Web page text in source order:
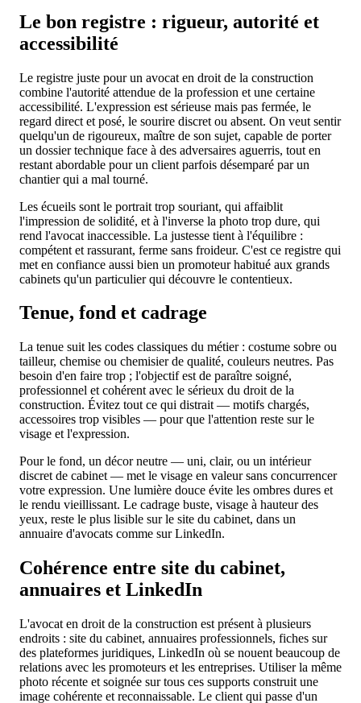
Le bon registre : rigueur, autorité et
accessibilité
Le registre juste pour un avocat en droit de la construction
combine l'autorité attendue de la profession et une certaine
accessibilité. L'expression est sérieuse mais pas fermée, le
regard direct et posé, le sourire discret ou absent. On veut sentir
quelqu'un de rigoureux, maître de son sujet, capable de porter
un dossier technique face à des adversaires aguerris, tout en
restant abordable pour un client parfois désemparé par un
chantier qui a mal tourné.
Les écueils sont le portrait trop souriant, qui affaiblit
l'impression de solidité, et à l'inverse la photo trop dure, qui
rend l'avocat inaccessible. La justesse tient à l'équilibre :
compétent et rassurant, ferme sans froideur. C'est ce registre qui
met en confiance aussi bien un promoteur habitué aux grands
cabinets qu'un particulier qui découvre le contentieux.
Tenue, fond et cadrage
La tenue suit les codes classiques du métier : costume sobre ou
tailleur, chemise ou chemisier de qualité, couleurs neutres. Pas
besoin d'en faire trop ; l'objectif est de paraître soigné,
professionnel et cohérent avec le sérieux du droit de la
construction. Évitez tout ce qui distrait — motifs chargés,
accessoires trop visibles — pour que l'attention reste sur le
visage et l'expression.
Pour le fond, un décor neutre — uni, clair, ou un intérieur
discret de cabinet — met le visage en valeur sans concurrencer
votre expression. Une lumière douce évite les ombres dures et
le rendu vieillissant. Le cadrage buste, visage à hauteur des
yeux, reste le plus lisible sur le site du cabinet, dans un
annuaire d'avocats comme sur LinkedIn.
Cohérence entre site du cabinet,
annuaires et LinkedIn
L'avocat en droit de la construction est présent à plusieurs
endroits : site du cabinet, annuaires professionnels, fiches sur
des plateformes juridiques, LinkedIn où se nouent beaucoup de
relations avec les promoteurs et les entreprises. Utiliser la même
photo récente et soignée sur tous ces supports construit une
image cohérente et reconnaissable. Le client qui passe d'un